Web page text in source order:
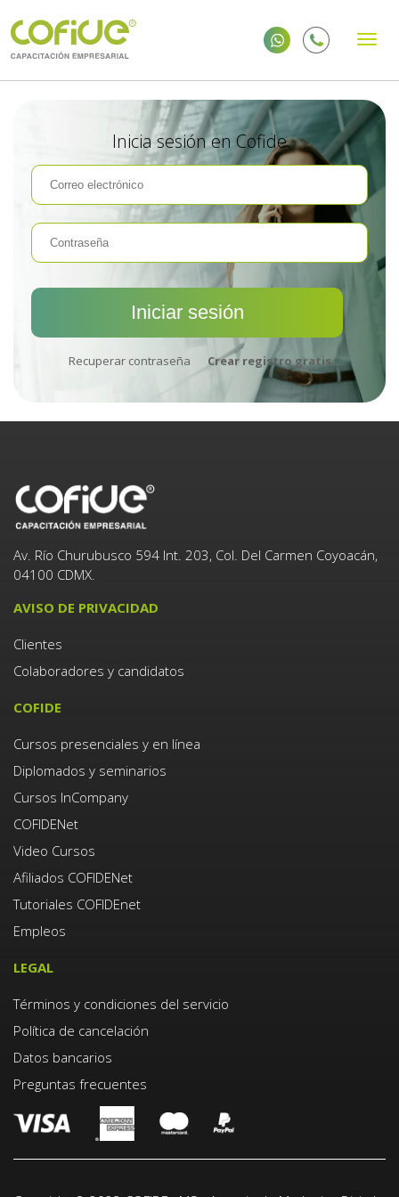
Inicia sesión en Cofide
Recuperar contraseña Crear registro gratis
Av. Río Churubusco 594 Int. 203, Col. Del Carmen Coyoacán,
04100 CDMX.
AVISO DE PRIVACIDAD
Clientes
Colaboradores y candidatos
COFIDE
Cursos presenciales y en línea
Diplomados y seminarios
Cursos InCompany
COFIDENet
Video Cursos
Afiliados COFIDENet
Tutoriales COFIDEnet
Empleos
LEGAL
Términos y condiciones del servicio
Política de cancelación
Datos bancarios
Preguntas frecuentes